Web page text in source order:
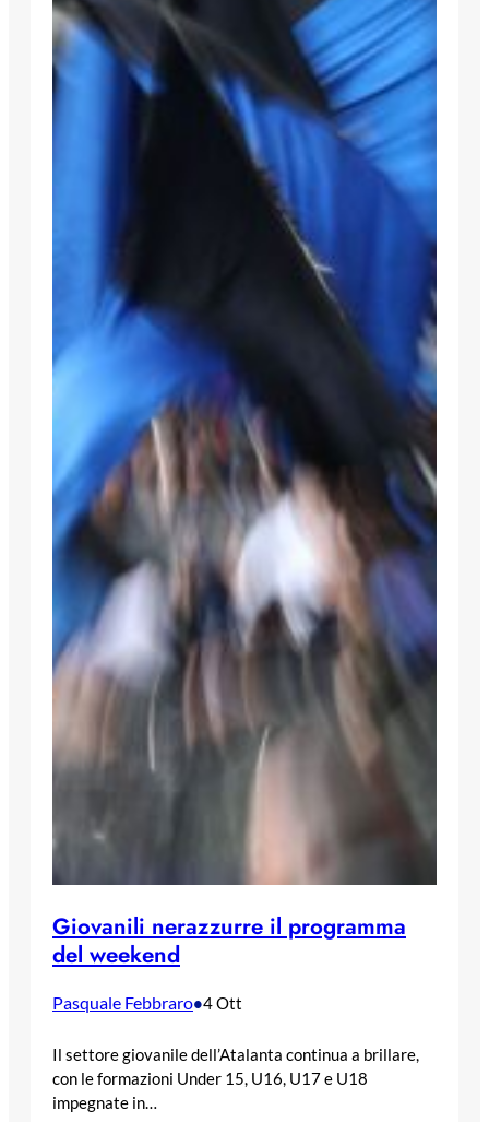
Giovanili nerazzurre il programma
del weekend
Pasquale Febbraro•4 Ott
Il settore giovanile dell’Atalanta continua a brillare,
con le formazioni Under 15, U16, U17 e U18
impegnate in…